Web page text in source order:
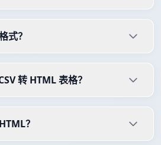
式？
转 HTML 表格？
？